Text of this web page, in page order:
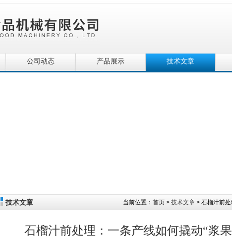
公司动态 产品展示 技术文章
技术文章 当前位置： 首页 > 技术文章 > 石榴汁前
石榴汁前处理：一条产线如何撬动“浆